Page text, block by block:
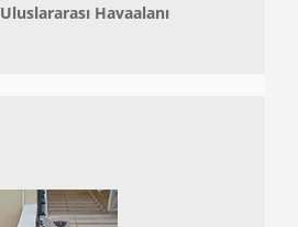
Uluslararası Havaalanı